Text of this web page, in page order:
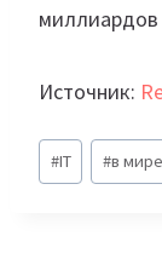
миллиардов
Источник:
Метки
записи:
#IT #в мире